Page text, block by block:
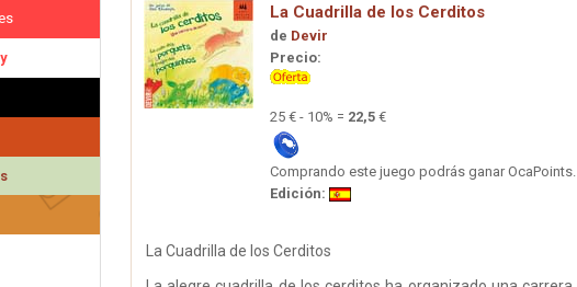
La Cuadrilla de los Cerditos
de Devir
Precio:
25 € - 10% = 22,5 €
Comprando este juego podrás ganar OcaPoints.
Edición:
La Cuadrilla de los Cerditos